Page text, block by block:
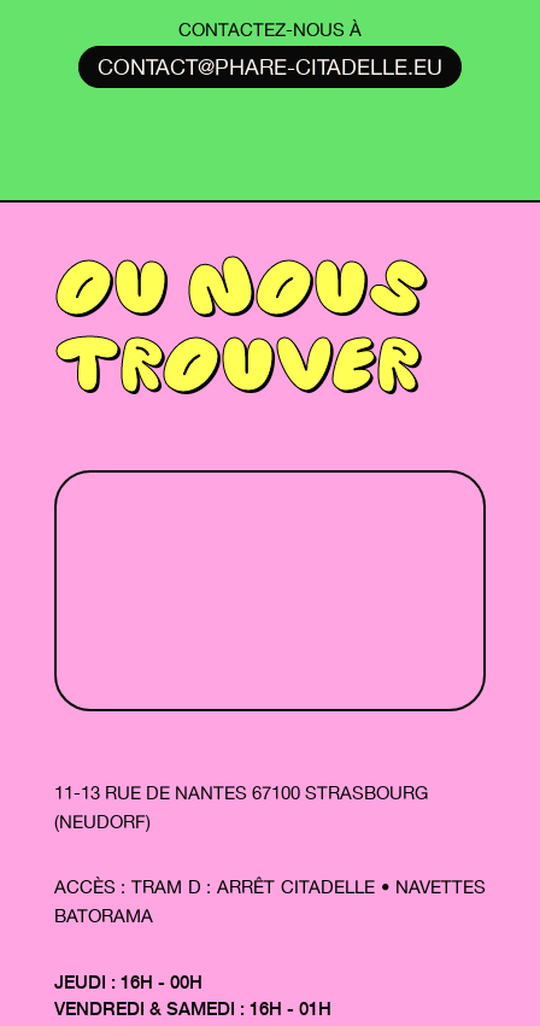
CONTACTEZ-NOUS À
CONTACT@PHARE-CITADELLE.EU
OU NOUS
TROUVER
11-13 RUE DE NANTES 67100 STRASBOURG
(NEUDORF)
ACCÈS : TRAM D : ARRÊT CITADELLE • NAVETTES
BATORAMA
JEUDI : 16H - 00H
VENDREDI & SAMEDI : 16H - 01H